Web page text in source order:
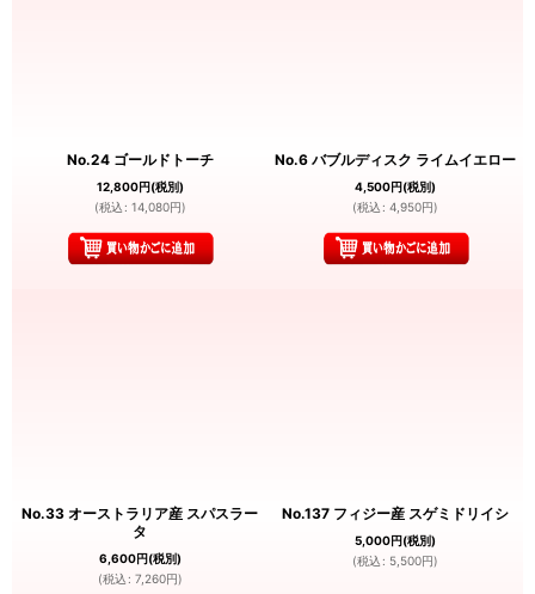
No.24 ゴールドトーチ
12,800円(税別)
(税込 : 14,080円)
No.6 バブルディスク ライムイエロー
4,500円(税別)
(税込 : 4,950円)
No.33 オーストラリア産 スパスラー
タ
6,600円(税別)
(税込 : 7,260円)
No.137 フィジー産 スゲミドリイシ
5,000円(税別)
(税込 : 5,500円)